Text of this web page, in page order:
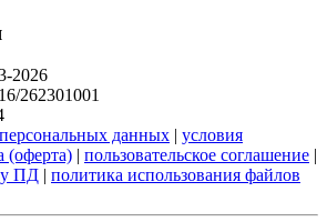
2026
262301001
данных | условия
(оферта) | пользовательское соглашение |
ПД | политика использования файлов